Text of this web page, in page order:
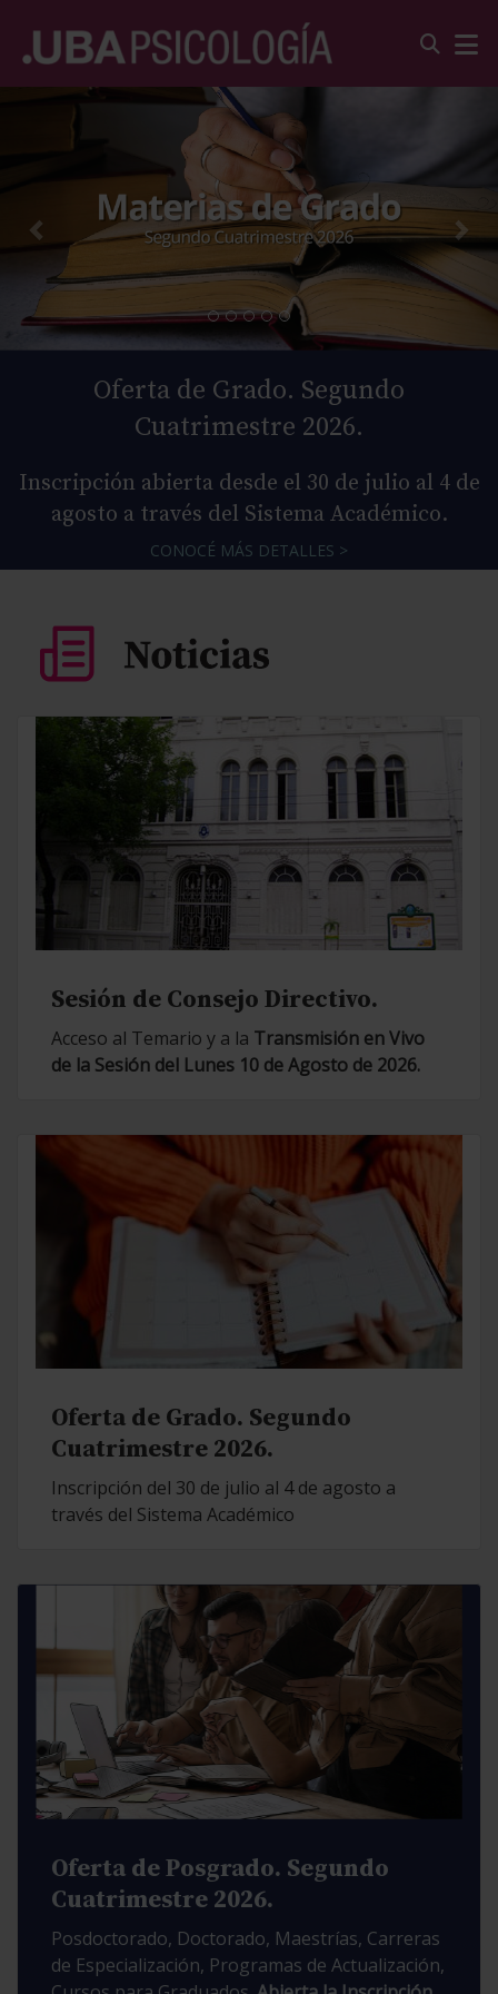
Oferta de Grado. Segundo
Cuatrimestre 2026.
Inscripción abierta desde el 30 de julio al 4 de
agosto a través del Sistema Académico.
CONOCÉ MÁS DETALLES >
Sesión de Consejo Directivo.
Acceso al Temario y a la Transmisión en Vivo
de la Sesión del Lunes 10 de Agosto de 2026.
Oferta de Grado. Segundo
Cuatrimestre 2026.
Inscripción del 30 de julio al 4 de agosto a
través del Sistema Académico
Oferta de Posgrado. Segundo
Cuatrimestre 2026.
Posdoctorado, Doctorado, Maestrías, Carreras
de Especialización, Programas de Actualización,